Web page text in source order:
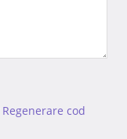
Regenerare cod